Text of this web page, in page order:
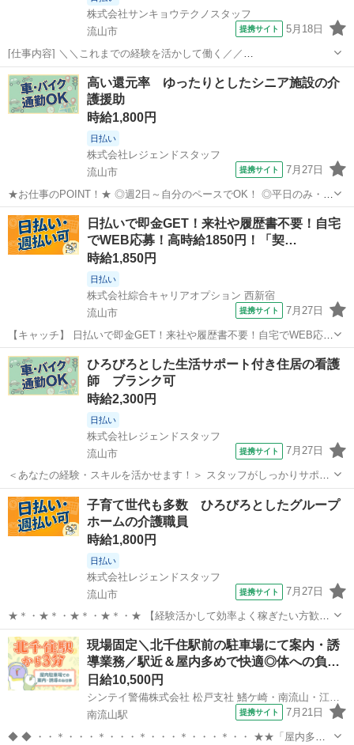
株式会社サンキョウテクノスタッフ
流山市
提携サイト 5月18日
[仕事内容] ＼＼これまでの経験を活かして働く／／
━━━━━━━━━━━━━━━━━━ ■えらべる勤務時間×高時給×
土日休み ■しっかり稼ぎたい方は夜勤固定！ ■主婦（夫）さんに人気
の日勤固定！ ■急な出費にも対応できる日...
千葉 流山市 工場
高い還元率 ゆったりとしたシニア施設の介
護援助
時給1,800円
日払い
株式会社レジェンドスタッフ
流山市
提携サイト 7月27日
★お仕事のPOINT！★ ◎週2日～自分のペースでOK！ ◎平日のみ・曜
日固定OK！ ◎日勤のみ／夜勤のみ選択可！ ◎残業ほぼなし☆ ◎スタ
ッフ体制を強化中 介護業務をお任せします！ ・食事、入浴、排泄など
の日常生活の...
千葉 流山市 介護
日払いで即金GET！来社や履歴書不要！自宅
でWEB応募！高時給1850円！「契…
時給1,850円
日払い
株式会社綜合キャリアオプション 西新宿
流山市
提携サイト 7月27日
【キャッチ】 日払いで即金GET！来社や履歴書不要！自宅でWEB応
募！高時給1850円！「契約書類の調整」20代～40代のスタッフさん中
心に大活躍中！ 【コメント】 ＼★☆大人気のオフィスワーク案件多数
☆★／ 大人気のオ...
千葉 流山市 その他
ひろびろとした生活サポート付き住居の看護
師 ブランク可
時給2,300円
日払い
株式会社レジェンドスタッフ
流山市
提携サイト 7月27日
＜あなたの経験・スキルを活かせます！＞ スタッフがしっかりサポー
ト★ お仕事開始後のフォロー体制も万全★ 看護業務をお任せ♪ ・バイ
タルチェック ・服薬管理 ・簡単な処置 など ※介護と看護のお仕事は
原則分かれています。 ...
千葉 流山市 看護師
子育て世代も多数 ひろびろとしたグループ
ホームの介護職員
時給1,800円
日払い
株式会社レジェンドスタッフ
流山市
提携サイト 7月27日
★＊・★＊・★＊・★＊・★ 【経験活かして効率よく稼ぎたい方歓
迎】 介護業務全般をお任せ！ ★＊・★＊・★＊・★＊・★ 【具体的
には...】 ・食事、入浴、排泄などの日常生活の支援 ・レクリエーショ
ンの企画、実施 ・ご家族...
千葉 流山市 介護
現場固定＼北千住駅前の駐車場にて案内・誘
導業務／駅近＆屋内多めで快適◎体への負…
日給10,500円
シンテイ警備株式会社 松戸支社 鰭ケ崎・南流山・江戸川台(北千住×駐車場警備)エリア/A3203200113
南流山駅
提携サイト 7月21日
◆ ◆ ・・＊・・・＊・・・＊・・・＊・・・＊・・ ★★「屋内多